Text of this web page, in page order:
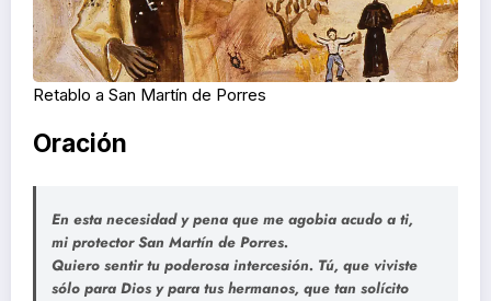
Retablo a San Martín de Porres
Oración
En esta necesidad y pena que me agobia acudo a ti,
mi protector San Martín de Porres.
Quiero sentir tu poderosa intercesión. Tú, que viviste
sólo para Dios y para tus hermanos, que tan solícito